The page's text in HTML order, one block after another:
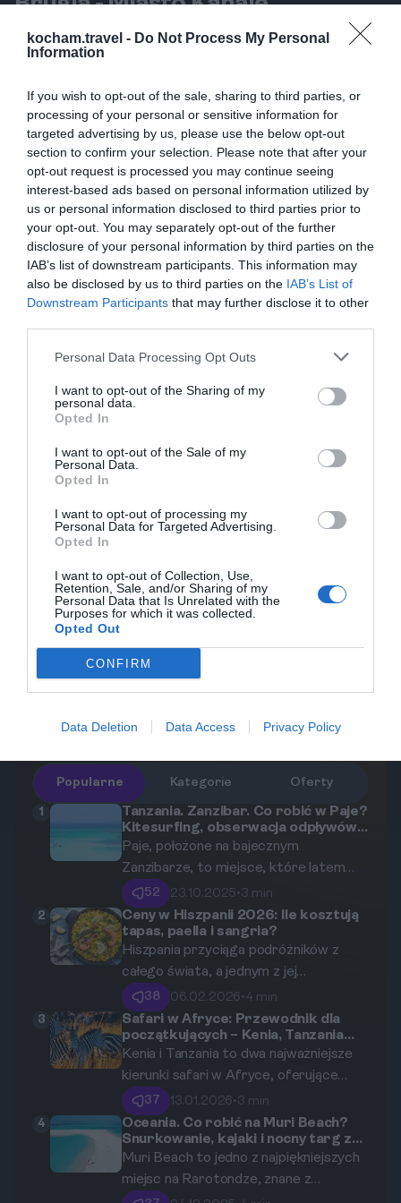
kocham.travel - Do Not Process My Personal
Information
If you wish to opt-out of the sale, sharing to third parties, or
processing of your personal or sensitive information for
targeted advertising by us, please use the below opt-out
section to confirm your selection. Please note that after your
opt-out request is processed you may continue seeing
interest-based ads based on personal information utilized by
us or personal information disclosed to third parties prior to
your opt-out. You may separately opt-out of the further
disclosure of your personal information by third parties on the
IAB’s list of downstream participants. This information may
also be disclosed by us to third parties on the IAB’s List of
Downstream Participants that may further disclose it to other
Personal Data Processing Opt Outs
I want to opt-out of the Sharing of my
personal data.
Opted In
I want to opt-out of the Sale of my
Personal Data.
Opted In
I want to opt-out of processing my
Personal Data for Targeted Advertising.
Opted In
I want to opt-out of Collection, Use,
Retention, Sale, and/or Sharing of my
Personal Data that Is Unrelated with the
Purposes for which it was collected.
Opted Out
CONFIRM
Data Deletion Data Access Privacy Policy
Brugia, znana jako Wenecja Północy, urzeka swoimi
malowniczymi kanałami i średniowieczną
przeżyjesz romantyczne chwile, a także będziesz
mógł podziwiać liczne zabytki. Warto także
zwiedzić Muzeum Chocola, gdzie można poznać
tajniki belgijskiej czekolady i spróbować lokalnych
specjałów. Brugia jest idealnym miejscem na relaks
i delektowanie się życiem.
Atrakcje turystyczne w Brugii
Brugnia oferuje szereg atrakcji, od zabytkowej
dzwonnicy, po urokliwy rynek. Dzwonnica w Brugii, z
przyciągają także malownicze kościoły, jak Kościół
Najświętszej Marii Panny, w którym znajduje się
rzeźba Michelangelo.
Rejsowanie po kanałach Brugii to jedna z
najpopularniejszych atrakcji, pozwalająca na
podziwianie piękna miasta z wody. W trakcie rejsów
można usłyszeć historie związane z miastem oraz
sposób na spędzenie czasu z bliskimi oraz
odkrywanie magicznej atmosfery Brugii.
Belgium is a treasure trove of cultural sites,
exquisite architecture, and delectable
cuisine, inviting travelers to discover its
Popularne Kategorie Oferty
1
Tanzania. Zanzibar. Co robić w Paje?
Kitesurfing, obserwacja odpływów i
wizyta w Jozani Forest
Paje, położone na bajecznym
Zanzibarze, to miejsce, które latem
przyciąga rzesze turystów. Co więcej,
zima to doskonały czas, aby odwiedzić
to miejsce! Ten przewodnik
przedstawia najciekawsze atrakcje,
jakie oferuje Paje: od ekscytującego
kitesurfingu po fascynującą
obserwację odpływów i wizytę w
Jozani Forest.
52 23.10.2025•3 min
2
Ceny w Hiszpanii 2026: Ile kosztują
tapas, paella i sangria?
Hiszpania przyciąga podróżników z
całego świata, a jednym z jej
największych uroków jest wyjątkowa
kuchnia. W tym artykule przyjrzymy się
cenom najpopularniejszych potraw,
takich jak tapas, paella oraz tradycyjny
napój - sangria. Dowiedz się, jak
zbudować budżet na gastronomiczne
doznania w Hiszpanii w latach 2025-
2026.
38 06.02.2026•4 min
3
Safari w Afryce: Przewodnik dla
początkujących – Kenia, Tanzania
czy RPA?
Kenia i Tanzania to dwa najważniejsze
kierunki safari w Afryce, oferujące
wyjątkowe doświadczenia i
niezapomniane widoki. Wybór między
nimi może być trudny, dlatego ten
przewodnik pomoże Ci podjąć decyzję
dotyczącą Twojej pierwszej podróży
37 13.01.2026•3 min
4
Oceania. Co robić na Muri Beach?
Snurkowanie, kajaki i nocny targ z
jedzeniem
Muri Beach to jedno z najpiękniejszych
miejsc na Rarotondze, znane z